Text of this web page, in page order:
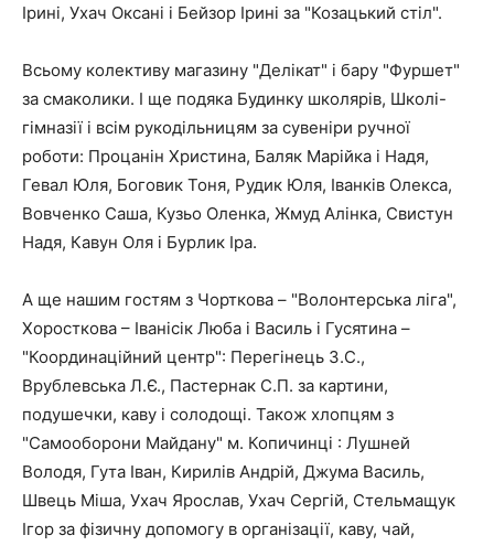
Ірині, Ухач Оксані і Бейзор Ірині за "Козацький стіл".
Всьому колективу магазину "Делікат" і бару "Фуршет"
за смаколики. І ще подяка Будинку школярів, Школі-
гімназії і всім рукодільницям за сувеніри ручної
роботи: Процанін Христина, Баляк Марійка і Надя,
Гевал Юля, Боговик Тоня, Рудик Юля, Іванків Олекса,
Вовченко Саша, Кузьо Оленка, Жмуд Алінка, Свистун
Надя, Кавун Оля і Бурлик Іра.
А ще нашим гостям з Чорткова – "Волонтерська ліга",
Хоросткова – Іванісік Люба і Василь і Гусятина –
"Координаційний центр": Перегінець З.С.,
Врублевська Л.Є., Пастернак С.П. за картини,
подушечки, каву і солодощі. Також хлопцям з
"Самооборони Майдану" м. Копичинці : Лушней
Володя, Гута Іван, Кирилів Андрій, Джума Василь,
Швець Міша, Ухач Ярослав, Ухач Сергій, Стельмащук
Ігор за фізичну допомогу в організації, каву, чай,